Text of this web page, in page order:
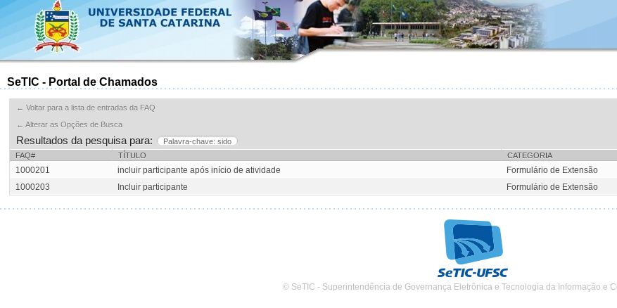
SeTIC - Portal de Chamados
← Voltar para a lista de entradas da FAQ
← Alterar as Opções de Busca
Resultados da pesquisa para:
Palavra-chave: sido
FAQ#
TÍTULO CATEGORIA
1000201 incluir participante após início de atividade Formulário de Extensão
1000203
Incluir participante Formulário de Extensão
© SeTIC - Superintendência de Governança Eletrônica e Tecnologia da Informação e